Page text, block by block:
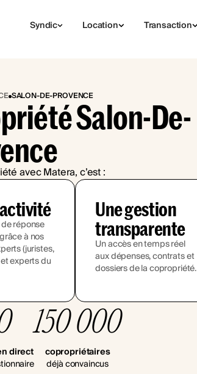
Syndic Location Transaction
SALON-DE-PROVENCE
Salon-De-
avec Matera, c’est :
réponse
à nos
(juristes,
experts du
Une gestion
transparente
Un accès en temps réel
aux dépenses, contrats et
dossiers de la copropriété.
direct
150 000
copropriétaires
déjà convaincus